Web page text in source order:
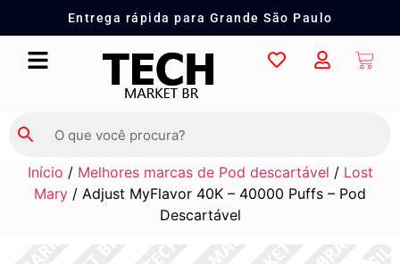
Entrega rápida para Grande São Paulo
Início / Melhores marcas de Pod descartável / Lost
Mary / Adjust MyFlavor 40K – 40000 Puffs – Pod
Descartável